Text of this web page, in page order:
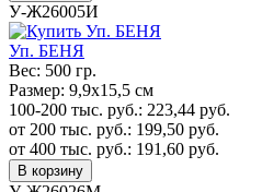
У-Ж26005И
Уп. БЕНЯ
Вес: 500 гр.
Размер: 9,9х15,5 см
100-200 тыс. руб.: 223,44 руб.
от 200 тыс. руб.: 199,50 руб.
от 400 тыс. руб.: 191,60 руб.
В корзину